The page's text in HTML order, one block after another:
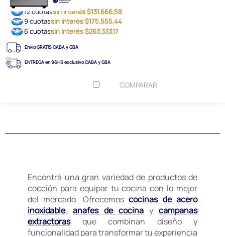
12 cuotassin interés $131.666,58
9 cuotassin interés $175.555,44
6 cuotassin interés $263.333,17
Envío GRATIS CABA y GBA
ENTREGA en 96HS exclusivo CABA y GBA
COMPARAR
Encontrá una gran variedad de productos de
cocción para equipar tu cocina con lo mejor
del mercado. Ofrecemoscocinas de acero
inoxidable, anafes de cocina y campanas
extractorasque combinan diseño y
funcionalidad para transformar tu experiencia